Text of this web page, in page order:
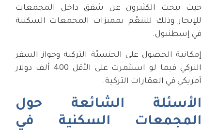
حيث يبحث الكثيرون عن شقق داخل المجمعات
للإيجار وذلك للتنعّم بمميزات المجمعات السكنية
في إسطنبول.
إمكانية الحصول على الجنسيّة التركية وجواز السفر
التركي فيما لو استثمرت على الأقل 400 ألف دولار
أمريكي في العقارات التركية.
الأسئلة الشائعة حول
المجمعات السكنية في